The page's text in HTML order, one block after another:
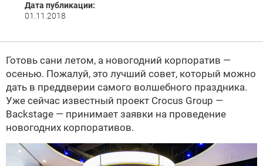
Дата публикации:
01.11.2018
Готовь сани летом, а новогодний корпоратив —
осенью. Пожалуй, это лучший совет, который можно
дать в преддверии самого волшебного праздника.
Уже сейчас известный проект Crocus Group —
Backstage — принимает заявки на проведение
новогодних корпоративов.